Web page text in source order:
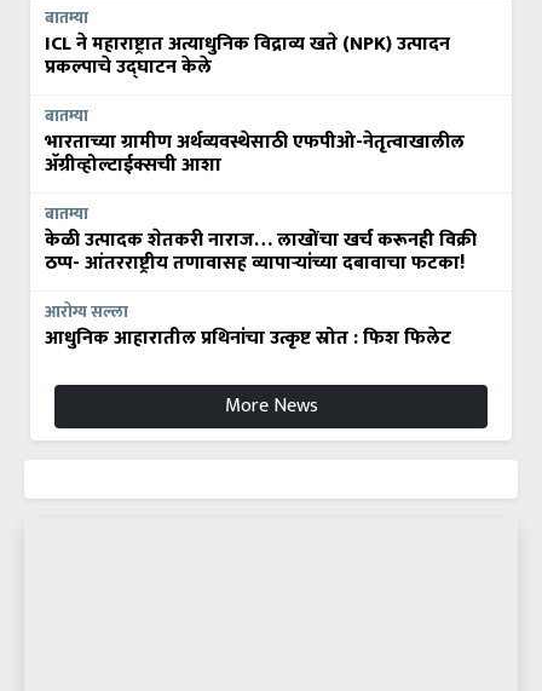
बातम्या
ICL ने महाराष्ट्रात अत्याधुनिक विद्राव्य खते (NPK) उत्पादन
प्रकल्पाचे उद्घाटन केले
बातम्या
भारताच्या ग्रामीण अर्थव्यवस्थेसाठी एफपीओ-नेतृत्वाखालील
अ‍ॅग्रीव्होल्टाईक्सची आशा
बातम्या
केळी उत्पादक शेतकरी नाराज… लाखोंचा खर्च करूनही विक्री
ठप्प- आंतरराष्ट्रीय तणावासह व्यापाऱ्यांच्या दबावाचा फटका!
आरोग्य सल्ला
आधुनिक आहारातील प्रथिनांचा उत्कृष्ट स्रोत : फिश फिलेट
More News